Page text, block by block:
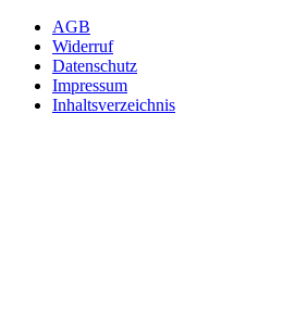
AGB
Widerruf
Datenschutz
Impressum
Inhaltsverzeichnis